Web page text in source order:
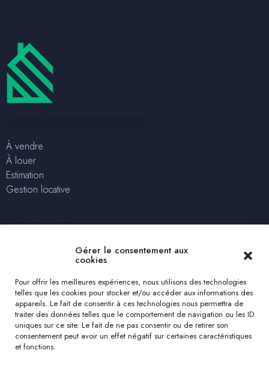
Gérer le consentement aux
cookies
Pour offrir les meilleures expériences, nous utilisons des technologies
telles que les cookies pour stocker et/ou accéder aux informations des
appareils. Le fait de consentir à ces technologies nous permettra de
traiter des données telles que le comportement de navigation ou les ID
uniques sur ce site. Le fait de ne pas consentir ou de retirer son
consentement peut avoir un effet négatif sur certaines caractéristiques
et fonctions.
À vendre
À louer
Estimation
Gestion locative
solutions@clerensimmo.com
Estimation gratuite
Nous suivre